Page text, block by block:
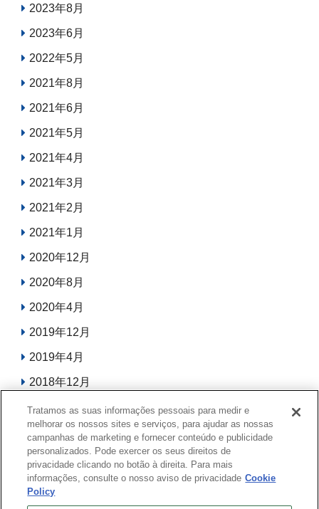
2023年8月
2023年6月
2022年5月
2021年8月
2021年6月
2021年5月
2021年4月
2021年3月
2021年2月
2021年1月
2020年12月
2020年8月
2020年4月
2019年12月
2019年4月
2018年12月
2017年12月
2017年8月
2017年7月
Tratamos as suas informações pessoais para medir e
melhorar os nossos sites e serviços, para ajudar as nossas
campanhas de marketing e fornecer conteúdo e publicidade
personalizados. Pode exercer os seus direitos de
privacidade clicando no botão à direita. Para mais
informações, consulte o nosso aviso de privacidade Cookie
Policy